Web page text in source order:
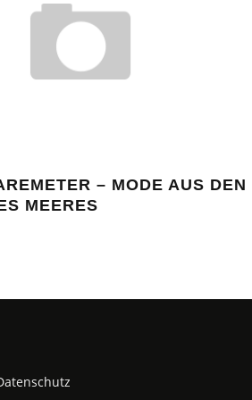
– MODE AUS DEN
MEERES